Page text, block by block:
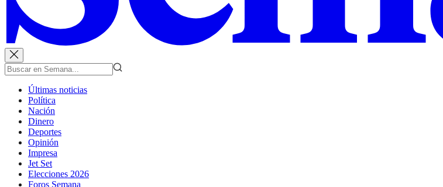
Últimas noticias
Política
Nación
Dinero
Deportes
Opinión
Impresa
Jet Set
Elecciones 2026
Foros Semana